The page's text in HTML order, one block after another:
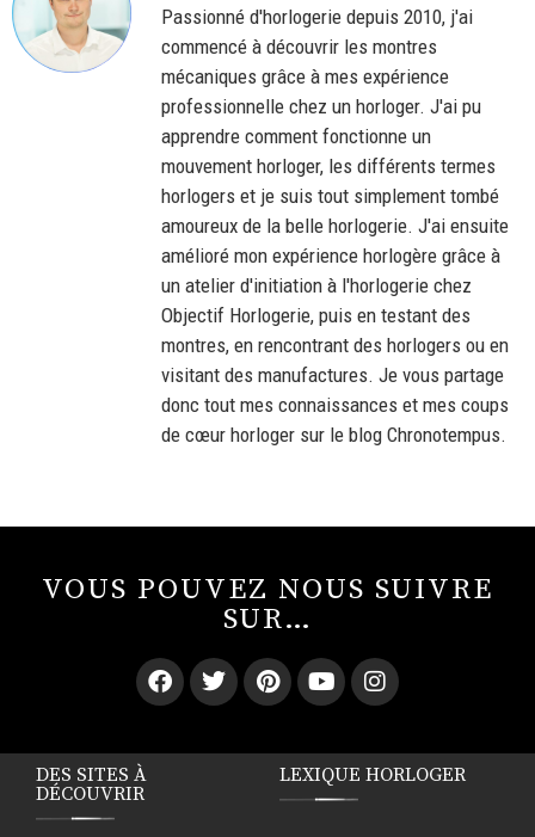
Passionné d'horlogerie depuis 2010, j'ai
commencé à découvrir les montres
mécaniques grâce à mes expérience
professionnelle chez un horloger. J'ai pu
apprendre comment fonctionne un
mouvement horloger, les différents termes
horlogers et je suis tout simplement tombé
amoureux de la belle horlogerie. J'ai ensuite
amélioré mon expérience horlogère grâce à
un atelier d'initiation à l'horlogerie chez
Objectif Horlogerie, puis en testant des
montres, en rencontrant des horlogers ou en
visitant des manufactures. Je vous partage
donc tout mes connaissances et mes coups
de cœur horloger sur le blog Chronotempus.
VOUS POUVEZ NOUS SUIVRE
SUR…
DES SITES À
DÉCOUVRIR
LEXIQUE HORLOGER